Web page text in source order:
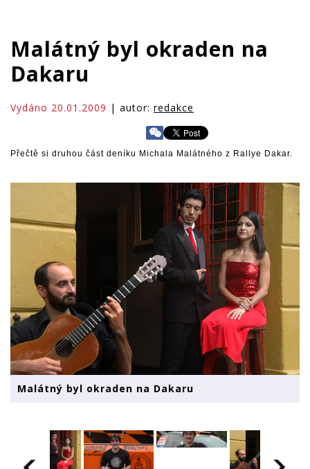
Malátný byl okraden na
Dakaru
Vydáno 20.01.2009 | autor: redakce
Přečtě si druhou část deníku Michala Malátného z Rallye Dakar.
Malátný byl okraden na Dakaru